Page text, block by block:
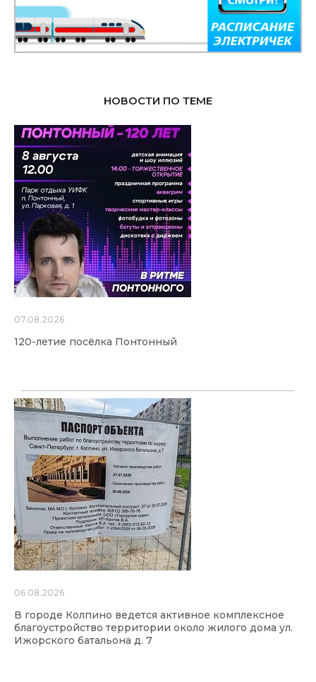
НОВОСТИ ПО ТЕМЕ
07.08.2026
120-летие посёлка Понтонный
06.08.2026
В городе Колпино ведется активное комплексное
благоустройство территории около жилого дома ул.
Ижорского батальона д. 7